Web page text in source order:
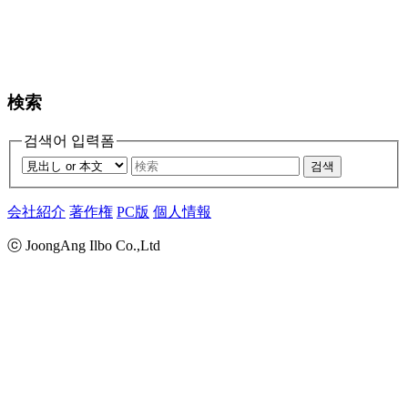
検索
검색어 입력폼
검색
会社紹介 著作権 PC版 個人情報
ⓒ JoongAng Ilbo Co.,Ltd